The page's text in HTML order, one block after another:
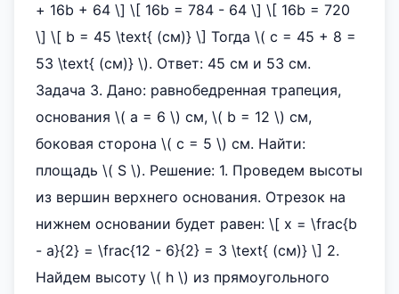
+ 16b + 64 \] \[ 16b = 784 - 64 \] \[ 16b = 720
\] \[ b = 45 \text{ (см)} \] Тогда \( c = 45 + 8 =
53 \text{ (см)} \). Ответ: 45 см и 53 см.
Задача 3. Дано: равнобедренная трапеция,
основания \( a = 6 \) см, \( b = 12 \) см,
боковая сторона \( c = 5 \) см. Найти:
площадь \( S \). Решение: 1. Проведем высоты
из вершин верхнего основания. Отрезок на
нижнем основании будет равен: \[ x = \frac{b
- a}{2} = \frac{12 - 6}{2} = 3 \text{ (см)} \] 2.
Найдем высоту \( h \) из прямоугольного